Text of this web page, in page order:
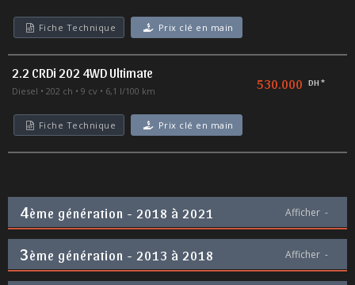
Fiche Technique Prix clé en main
2.2 CRDi 202 4WD Ultimate
Diesel 202 ch 9 cv 6,1 l/100 km 530.000 DH *
Fiche Technique Prix clé en main
4ème génération - 2018 à 2021 Afficher -
3ème génération - 2013 à 2018 Afficher -